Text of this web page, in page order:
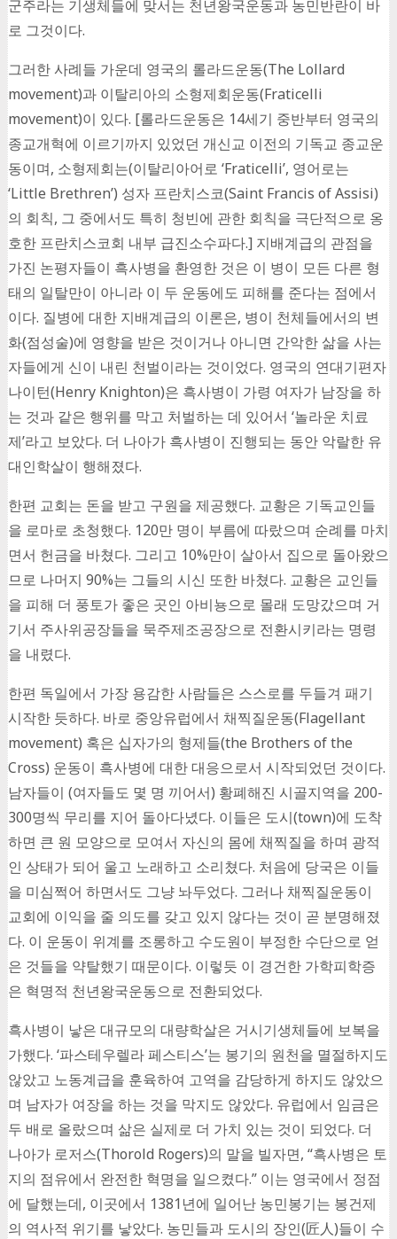
군주라는 기생체들에 맞서는 천년왕국운동과 농민반란이 바
로 그것이다.
그러한 사례들 가운데 영국의 롤라드운동(The Lollard
movement)과 이탈리아의 소형제회운동(Fraticelli
movement)이 있다. [롤라드운동은 14세기 중반부터 영국의
종교개혁에 이르기까지 있었던 개신교 이전의 기독교 종교운
동이며, 소형제회는(이탈리아어로 ‘Fraticelli’, 영어로는
‘Little Brethren’) 성자 프란치스코(Saint Francis of Assisi)
의 회칙, 그 중에서도 특히 청빈에 관한 회칙을 극단적으로 옹
호한 프란치스코회 내부 급진소수파다.] 지배계급의 관점을
가진 논평자들이 흑사병을 환영한 것은 이 병이 모든 다른 형
태의 일탈만이 아니라 이 두 운동에도 피해를 준다는 점에서
이다. 질병에 대한 지배계급의 이론은, 병이 천체들에서의 변
화(점성술)에 영향을 받은 것이거나 아니면 간악한 삶을 사는
자들에게 신이 내린 천벌이라는 것이었다. 영국의 연대기편자
나이턴(Henry Knighton)은 흑사병이 가령 여자가 남장을 하
는 것과 같은 행위를 막고 처벌하는 데 있어서 ‘놀라운 치료
제’라고 보았다. 더 나아가 흑사병이 진행되는 동안 악랄한 유
대인학살이 행해졌다.
한편 교회는 돈을 받고 구원을 제공했다. 교황은 기독교인들
을 로마로 초청했다. 120만 명이 부름에 따랐으며 순례를 마치
면서 헌금을 바쳤다. 그리고 10%만이 살아서 집으로 돌아왔으
므로 나머지 90%는 그들의 시신 또한 바쳤다. 교황은 교인들
을 피해 더 풍토가 좋은 곳인 아비뇽으로 몰래 도망갔으며 거
기서 주사위공장들을 묵주제조공장으로 전환시키라는 명령
을 내렸다.
한편 독일에서 가장 용감한 사람들은 스스로를 두들겨 패기
시작한 듯하다. 바로 중앙유럽에서 채찍질운동(Flagellant
movement) 혹은 십자가의 형제들(the Brothers of the
Cross) 운동이 흑사병에 대한 대응으로서 시작되었던 것이다.
남자들이 (여자들도 몇 명 끼어서) 황폐해진 시골지역을 200-
300명씩 무리를 지어 돌아다녔다. 이들은 도시(town)에 도착
하면 큰 원 모양으로 모여서 자신의 몸에 채찍질을 하며 광적
인 상태가 되어 울고 노래하고 소리쳤다. 처음에 당국은 이들
을 미심쩍어 하면서도 그냥 놔두었다. 그러나 채찍질운동이
교회에 이익을 줄 의도를 갖고 있지 않다는 것이 곧 분명해졌
다. 이 운동이 위계를 조롱하고 수도원이 부정한 수단으로 얻
은 것들을 약탈했기 때문이다. 이렇듯 이 경건한 가학피학증
은 혁명적 천년왕국운동으로 전환되었다.
흑사병이 낳은 대규모의 대량학살은 거시기생체들에 보복을
가했다. ‘파스테우렐라 페스티스’는 봉기의 원천을 멸절하지도
않았고 노동계급을 훈육하여 고역을 감당하게 하지도 않았으
며 남자가 여장을 하는 것을 막지도 않았다. 유럽에서 임금은
두 배로 올랐으며 삶은 실제로 더 가치 있는 것이 되었다. 더
나아가 로저스(Thorold Rogers)의 말을 빌자면, “흑사병은 토
지의 점유에서 완전한 혁명을 일으켰다.” 이는 영국에서 정점
에 달했는데, 이곳에서 1381년에 일어난 농민봉기는 봉건제
의 역사적 위기를 낳았다. 농민들과 도시의 장인(匠人)들이 수